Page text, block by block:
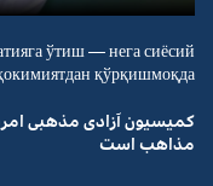
ўтиш — нега сиёсий
қўрқишмоқда?
کمیسیون آزادی مذهبی
مذاهب است